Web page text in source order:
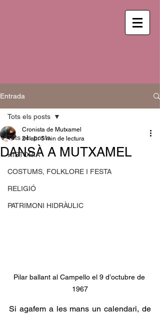
Entrada
Tots els posts
HISTÒRIA
COSTUMS, FOLKLORE I FESTA
RELIGIÓ
PATRIMONI HIDRÀULIC
Tots els posts
DANSÀ A MUTXAMEL
Cronista de Mutxamel
24 abr 5 min de lectura
Pilar ballant al Campello el 9 d’octubre de
1967
Si agafem a les mans un calendari, de